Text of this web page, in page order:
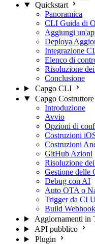
Quickstart
Panoramica
CLI Guida di
Aggiungi
Deploya
Integrazione
Elenco di
Risoluzione
Conclusione
Capgo CLI
Capgo Costruttore
Introduzione
Avvio
Opzioni di
Costruzioni
Costruzioni
GitHub Azioni
Risoluzione
Gestione delle
Debug con AI
Auto OTA o
Trigger da CI
Build
Aggiornamenti in
API pubblico
Plugin